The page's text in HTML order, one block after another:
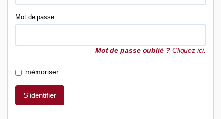
Mot de passe :
Mot de passe oublié ? Cliquez ici.
mémoriser
S'identifier